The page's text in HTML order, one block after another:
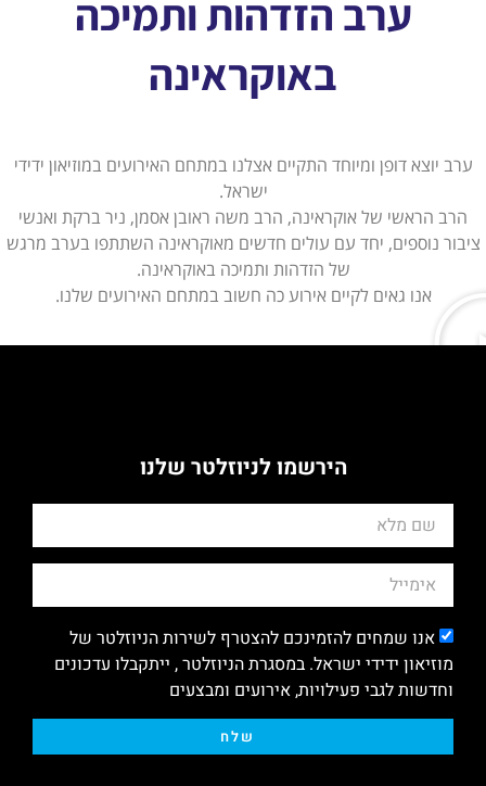
ערב הזדהות ותמיכה
באוקראינה
ערב יוצא דופן ומיוחד התקיים אצלנו במתחם האירועים במוזיאון ידידי
ישראל.
הרב הראשי של אוקראינה, הרב משה ראובן אסמן, ניר ברקת ואנשי
ציבור נוספים, יחד עם עולים חדשים מאוקראינה השתתפו בערב מרגש
של הזדהות ותמיכה באוקראינה.
אנו גאים לקיים אירוע כה חשוב במתחם האירועים שלנו.
הירשמו לניוזלטר שלנו
אנו שמחים להזמינכם להצטרף לשירות הניוזלטר של
מוזיאון ידידי ישראל. במסגרת הניוזלטר , ייתקבלו עדכונים
וחדשות לגבי פעילויות, אירועים ומבצעים
שלח